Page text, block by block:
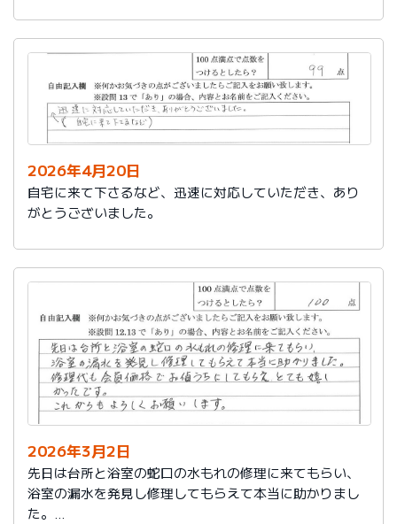
2026年4月20日
自宅に来て下さるなど、迅速に対応していただき、あり
がとうございました。
2026年3月2日
先日は台所と浴室の蛇口の水もれの修理に来てもらい、
浴室の漏水を発見し修理してもらえて本当に助かりまし
た。